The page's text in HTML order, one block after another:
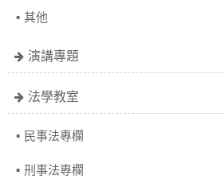
其他
演講專題
法學教室
民事法專欄
刑事法專欄